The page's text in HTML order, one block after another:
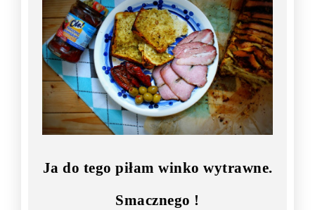
Ja do tego piłam winko wytrawne.
Smacznego !